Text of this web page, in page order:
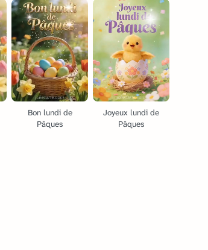
Bon lundi de
Pâques
Joyeux lundi de
Pâques